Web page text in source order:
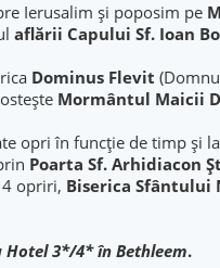
Ierusalim și poposim pe
aflării Capului Sf. Ioan
Dominus Flevit
Mormântul Maicii
opri în funcție de timp și la
Poarta Sf. Arhidiacon
opriri, Biserica Sfântului
Hotel 3*/4* în Bethleem.